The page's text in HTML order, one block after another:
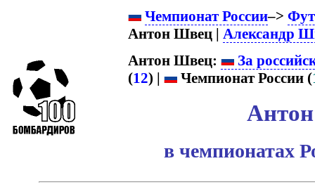
Чемпионат России–>
Антон Швец | Александр
Антон Швец:
За
(12) | Чемпионат России (
в чемпионатах